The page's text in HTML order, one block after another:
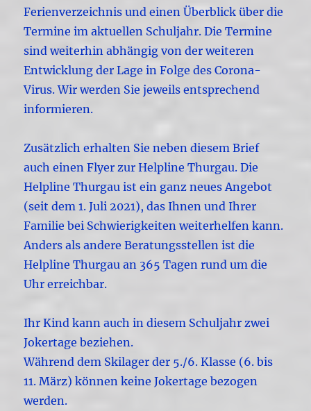
Ferienverzeichnis und einen Überblick über die
Termine im aktuellen Schuljahr. Die Termine
sind weiterhin abhängig von der weiteren
Entwicklung der Lage in Folge des Corona-
Virus. Wir werden Sie jeweils entsprechend
informieren.
Zusätzlich erhalten Sie neben diesem Brief
auch einen Flyer zur Helpline Thurgau. Die
Helpline Thurgau ist ein ganz neues Angebot
(seit dem 1. Juli 2021), das Ihnen und Ihrer
Familie bei Schwierigkeiten weiterhelfen kann.
Anders als andere Beratungsstellen ist die
Helpline Thurgau an 365 Tagen rund um die
Uhr erreichbar.
Ihr Kind kann auch in diesem Schuljahr zwei
Jokertage beziehen.
Während dem Skilager der 5./6. Klasse (6. bis
11. März) können keine Jokertage bezogen
werden.